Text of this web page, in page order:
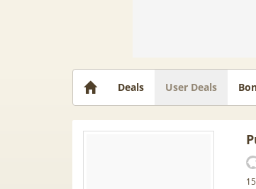
Deals User Deals